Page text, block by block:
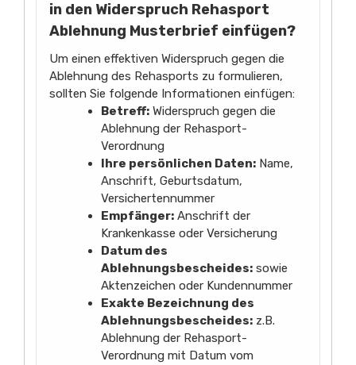
in den Widerspruch Rehasport
Ablehnung Musterbrief einfügen?
Um einen effektiven Widerspruch gegen die
Ablehnung des Rehasports zu formulieren,
sollten Sie folgende Informationen einfügen:
Betreff: Widerspruch gegen die
Ablehnung der Rehasport-
Verordnung
Ihre persönlichen Daten: Name,
Anschrift, Geburtsdatum,
Versichertennummer
Empfänger: Anschrift der
Krankenkasse oder Versicherung
Datum des
Ablehnungsbescheides: sowie
Aktenzeichen oder Kundennummer
Exakte Bezeichnung des
Ablehnungsbescheides: z.B.
Ablehnung der Rehasport-
Verordnung mit Datum vom